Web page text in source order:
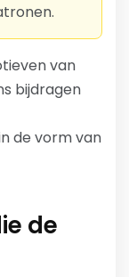
van
bijdragen
de vorm van
de